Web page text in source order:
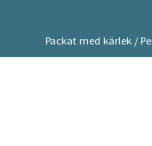
Packat med kärlek /